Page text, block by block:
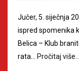
Jučer, 5. siječnja
ispred spomenika
Belica – Klub
rata…
Pročitaj više…